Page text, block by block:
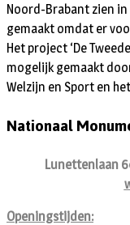
Noord-Brabant zien
gemaakt omdat er
Het project ‘De
mogelijk gemaakt
Welzijn en Sport en
Nationaal
Lunettenlaan
Openingstijden: